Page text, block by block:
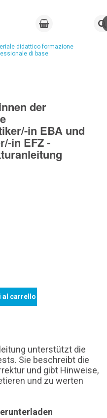
didattico formazione
di base
der
in EBA und
in EFZ -
al carrello
unterstützt die
Sie beschreibt die
und gibt Hinweise,
und zu werten